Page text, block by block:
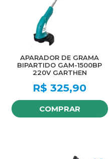
APARADOR DE GRAMA
BIPARTIDO GAM-1500BP
220V GARTHEN
R$ 325,90
COMPRAR